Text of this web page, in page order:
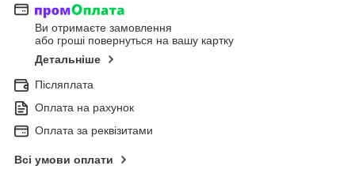
Ви отримаєте замовлення
або гроші повернуться на вашу картку
Детальніше
Післяплата
Оплата на рахунок
Оплата за реквізитами
Всі умови оплати